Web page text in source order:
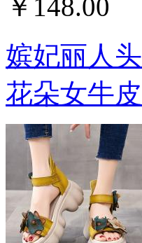
￥148.00
嫔妃丽人
花朵女牛